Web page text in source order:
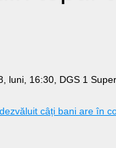
luni, 16:30, DGS 1
câți bani are în